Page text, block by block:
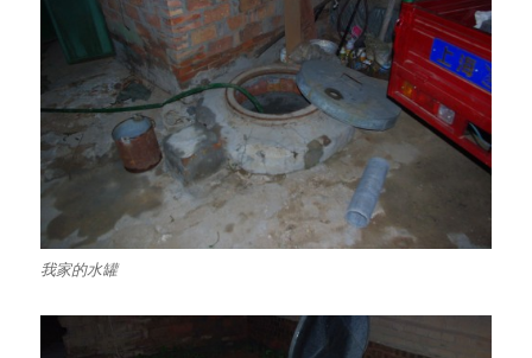
我家的水罐